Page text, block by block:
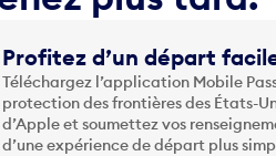
Profitez d’un départ
Téléchargez l’application Mobile
protection des frontières des États-
d’Apple et soumettez vos
d’une expérience de départ plus